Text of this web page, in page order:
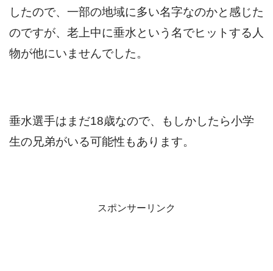
したので、一部の地域に多い名字なのかと感じた
のですが、老上中に垂水という名でヒットする人
物が他にいませんでした。
垂水選手はまだ18歳なので、もしかしたら小学
生の兄弟がいる可能性もあります。
スポンサーリンク